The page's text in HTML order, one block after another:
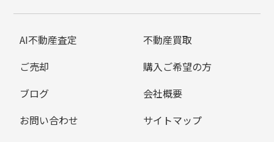
AI不動産査定
不動産買取
ご売却
購入ご希望の方
ブログ
会社概要
お問い合わせ
サイトマップ